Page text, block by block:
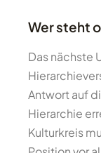
Wer steht
Das nächste
Antwort auf
Hierarchie
Kulturkreis